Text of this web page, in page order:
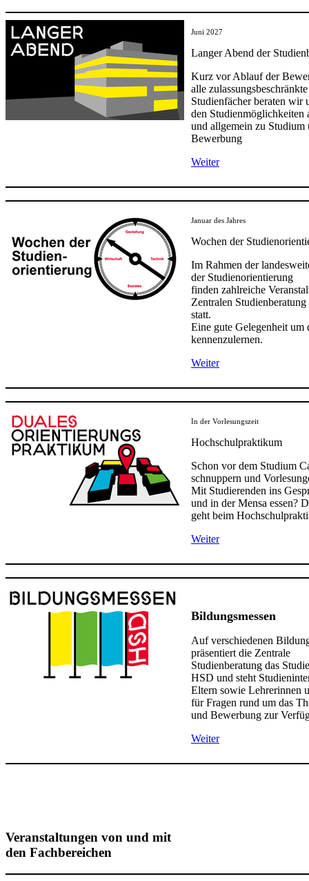
Juni 2027
Langer Abend der
Kurz vor Ablauf der
alle zulassungsbeschränkte
Studienfächer beraten wir
den Studienmöglichkeiten
und allgemein zu Studium
Bewerbung
Weiter
Januar des Jahres​
Wochen der
Im Rahmen der
der Studienorientierung
finden zahlreiche
Zentralen
statt.
Eine gute Gelegenheit um
kennenzulernen.
W​​eiter
In der Vorlesungszeit
Hochschulpraktikum
Schon vor dem Studium
schnuppern und
Mit Studierenden ins
und in der Mensa essen?
geht beim
Wei​ter​
Bildungsmessen
Auf verschiedenen
präsentiert die Zentrale
Studienberatung das
HSD und steht
Eltern sowie Lehrerinnen
für Fragen rund um das
und Bewerbung zur
We​i​t​er
Veranstaltungen von und mit
den Fachbereichen